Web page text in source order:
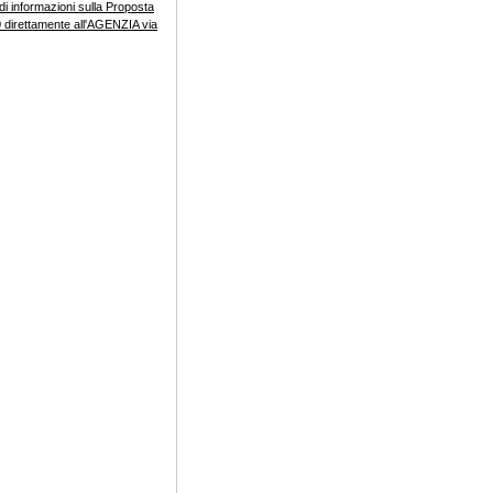
informazioni sulla Proposta
direttamente all'AGENZIA via